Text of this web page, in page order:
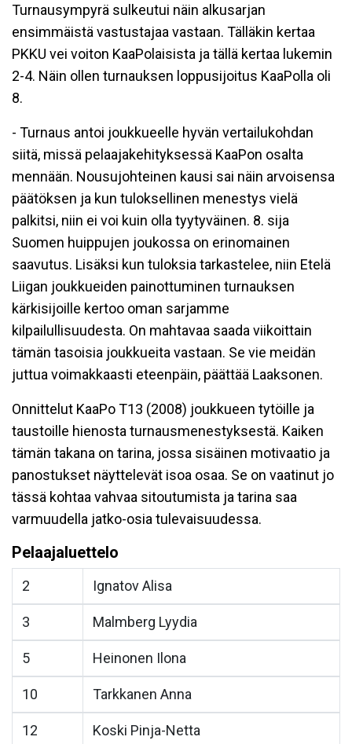
Turnausympyrä sulkeutui näin alkusarjan
ensimmäistä vastustajaa vastaan. Tälläkin kertaa
PKKU vei voiton KaaPolaisista ja tällä kertaa lukemin
2-4. Näin ollen turnauksen loppusijoitus KaaPolla oli
8.
- Turnaus antoi joukkueelle hyvän vertailukohdan
siitä, missä pelaajakehityksessä KaaPon osalta
mennään. Nousujohteinen kausi sai näin arvoisensa
päätöksen ja kun tuloksellinen menestys vielä
palkitsi, niin ei voi kuin olla tyytyväinen. 8. sija
Suomen huippujen joukossa on erinomainen
saavutus. Lisäksi kun tuloksia tarkastelee, niin Etelä
Liigan joukkueiden painottuminen turnauksen
kärkisijoille kertoo oman sarjamme
kilpailullisuudesta. On mahtavaa saada viikoittain
tämän tasoisia joukkueita vastaan. Se vie meidän
juttua voimakkaasti eteenpäin, päättää Laaksonen.
Onnittelut KaaPo T13 (2008) joukkueen tytöille ja
taustoille hienosta turnausmenestyksestä. Kaiken
tämän takana on tarina, jossa sisäinen motivaatio ja
panostukset näyttelevät isoa osaa. Se on vaatinut jo
tässä kohtaa vahvaa sitoutumista ja tarina saa
varmuudella jatko-osia tulevaisuudessa.
Pelaajaluettelo
2 Ignatov Alisa
3 Malmberg Lyydia
5 Heinonen Ilona
10 Tarkkanen Anna
12 Koski Pinja-Netta